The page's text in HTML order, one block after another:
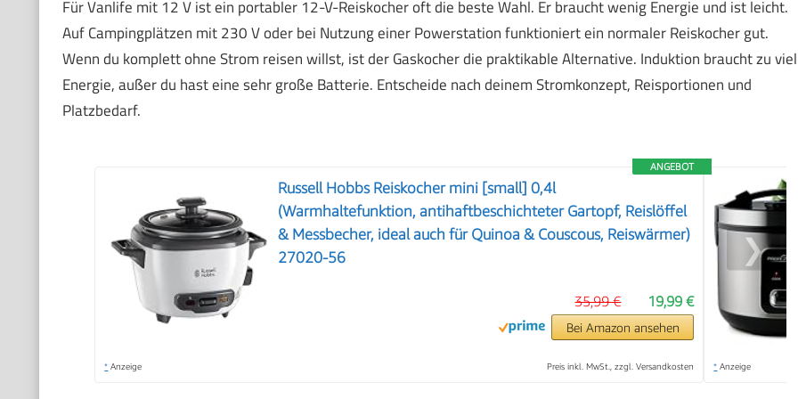
Für Vanlife mit 12 V ist ein portabler 12-V-Reiskocher oft die beste Wahl. Er braucht wenig Energie und ist leicht.
Auf Campingplätzen mit 230 V oder bei Nutzung einer Powerstation funktioniert ein normaler Reiskocher gut.
Wenn du komplett ohne Strom reisen willst, ist der Gaskocher die praktikable Alternative. Induktion braucht zu viel
Energie, außer du hast eine sehr große Batterie. Entscheide nach deinem Stromkonzept, Reisportionen und
Platzbedarf.
ANGEBOT
Russell Hobbs Reiskocher mini [small] 0,4l
(Warmhaltefunktion, antihaftbeschichteter Gartopf, Reislöffel
& Messbecher, ideal auch für Quinoa & Couscous, Reiswärmer)
27020-56
19,99 €
35,99 €
Bei Amazon ansehen
* Anzeige Preis inkl. MwSt., zzgl. Versandkosten * Anzeige
❯